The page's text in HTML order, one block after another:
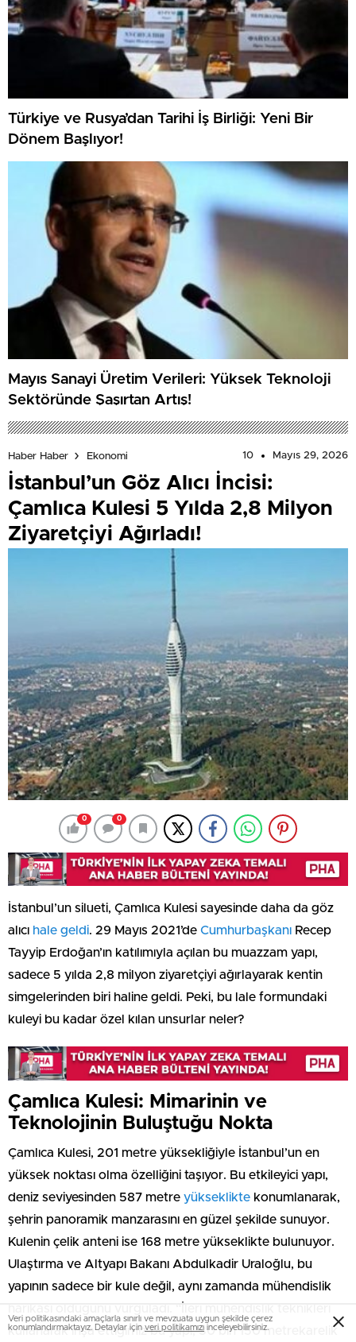
Türkiye ve Rusya’dan Tarihi İş Birliği: Yeni Bir
Dönem Başlıyor!
Mayıs Sanayi Üretim Verileri: Yüksek Teknoloji
Sektöründe Şaşırtan Artış!
Haber Haber Ekonomi 10 Mayıs 29, 2026
İstanbul’un Göz Alıcı İncisi:
Çamlıca Kulesi 5 Yılda 2,8 Milyon
Ziyaretçiyi Ağırladı!
0 0
İstanbul’un silueti, Çamlıca Kulesi sayesinde daha da göz
alıcı hale geldi. 29 Mayıs 2021’de Cumhurbaşkanı Recep
Tayyip Erdoğan’ın katılımıyla açılan bu muazzam yapı,
sadece 5 yılda 2,8 milyon ziyaretçiyi ağırlayarak kentin
simgelerinden biri haline geldi. Peki, bu lale formundaki
kuleyi bu kadar özel kılan unsurlar neler?
Çamlıca Kulesi: Mimarinin ve
Teknolojinin Buluştuğu Nokta
Çamlıca Kulesi, 201 metre yüksekliğiyle İstanbul’un en
yüksek noktası olma özelliğini taşıyor. Bu etkileyici yapı,
deniz seviyesinden 587 metre yükseklikte konumlanarak,
şehrin panoramik manzarasını en güzel şekilde sunuyor.
Kulenin çelik anteni ise 168 metre yükseklikte bulunuyor.
Ulaştırma ve Altyapı Bakanı Abdulkadir Uraloğlu, bu
yapının sadece bir kule değil, aynı zamanda mühendislik
kullanarak inşa ettiğimiz bu yapı, 30 bin 150 metrekarelik
Veri politikasındaki amaçlarla sınırlı ve mevzuata uygun şekilde çerez
konumlandırmaktayız. Detaylar için veri politikamızı inceleyebilirsiniz.